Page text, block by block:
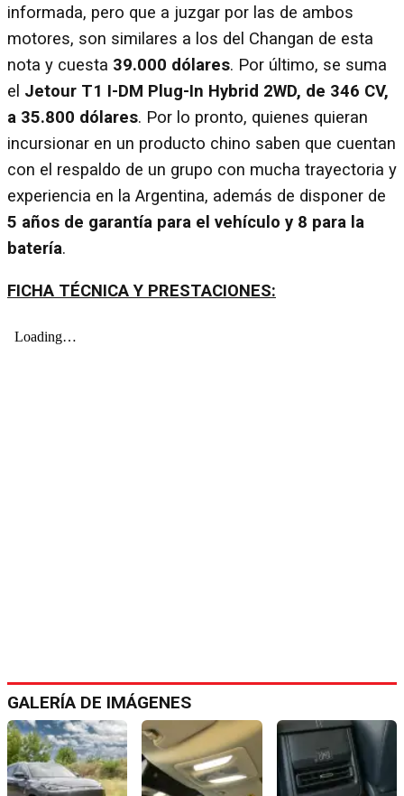
informada, pero que a juzgar por las de ambos
motores, son similares a los del Changan de esta
nota y cuesta 39.000 dólares. Por último, se suma
el Jetour T1 I-DM Plug-In Hybrid 2WD, de 346 CV,
a 35.800 dólares. Por lo pronto, quienes quieran
incursionar en un producto chino saben que cuentan
con el respaldo de un grupo con mucha trayectoria y
experiencia en la Argentina, además de disponer de
5 años de garantía para el vehículo y 8 para la
batería.
FICHA TÉCNICA Y PRESTACIONES:
GALERÍA DE IMÁGENES